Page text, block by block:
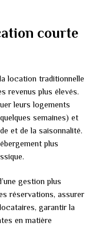
courte
location traditionnelle
revenus plus élevés.
leurs logements
semaines) et
et de la saisonnalité.
plus
gestion plus
réservations, assurer
garantir la
en matière